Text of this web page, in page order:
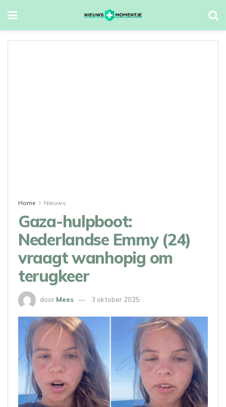
Home Nieuws
Gaza-hulpboot:
Nederlandse Emmy (24)
vraagt wanhopig om
terugkeer
door Mees 3 oktober 2025